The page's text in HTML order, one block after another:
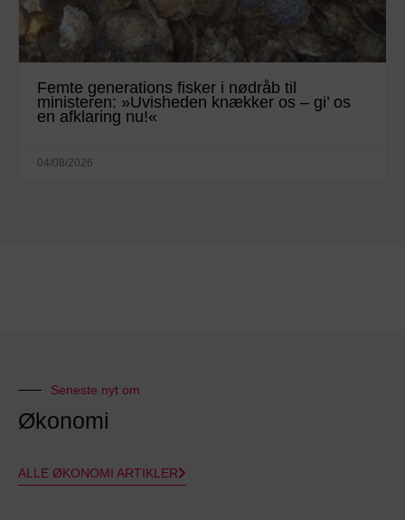
Femte generations fisker i nødråb til
ministeren: »Uvisheden knækker os – gi’ os
en afklaring nu!«
04/08/2026
Seneste nyt om
Økonomi
ALLE ØKONOMI ARTIKLER